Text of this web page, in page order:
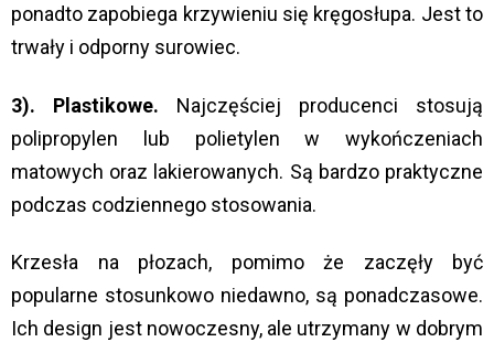
ponadto zapobiega krzywieniu się kręgosłupa. Jest to
trwały i odporny surowiec.
3). Plastikowe. Najczęściej producenci stosują
polipropylen lub polietylen w wykończeniach
matowych oraz lakierowanych. Są bardzo praktyczne
podczas codziennego stosowania.
Krzesła na płozach, pomimo że zaczęły być
popularne stosunkowo niedawno, są ponadczasowe.
Ich design jest nowoczesny, ale utrzymany w dobrym